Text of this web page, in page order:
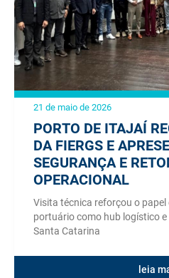
21 de maio de 2026
PORTO DE ITAJAÍ
DA FIERGS E
SEGURANÇA E
OPERACIONAL
Visita técnica reforçou o
portuário como hub logístico
Santa Catarina
leia